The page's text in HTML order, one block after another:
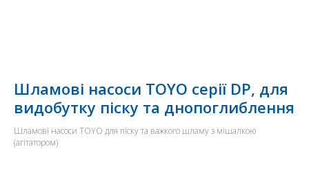
Шламові насоси TOYO серії DP, для
видобутку піску та днопоглиблення
Шламові насоси TOYO для піску та важкого шламу з мішалкою
(агітатором)